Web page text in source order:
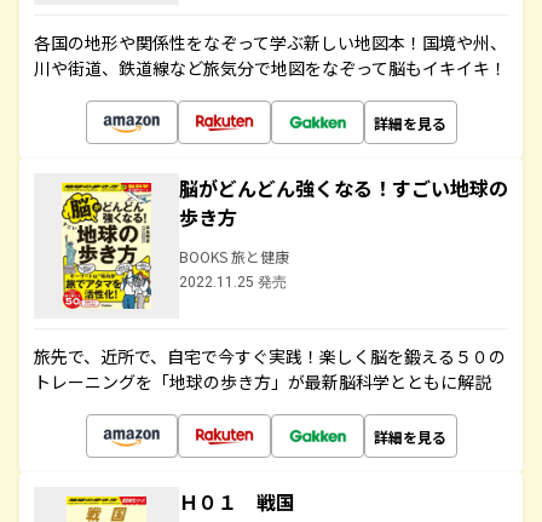
各国の地形や関係性をなぞって学ぶ新しい地図本！国境や州、
川や街道、鉄道線など旅気分で地図をなぞって脳もイキイキ！
詳細を見る
脳がどんどん強くなる！すごい地球の
歩き方
BOOKS 旅と健康
2022.11.25 発売
旅先で、近所で、自宅で今すぐ実践！楽しく脳を鍛える５０の
トレーニングを「地球の歩き方」が最新脳科学とともに解説
詳細を見る
Ｈ０１ 戦国